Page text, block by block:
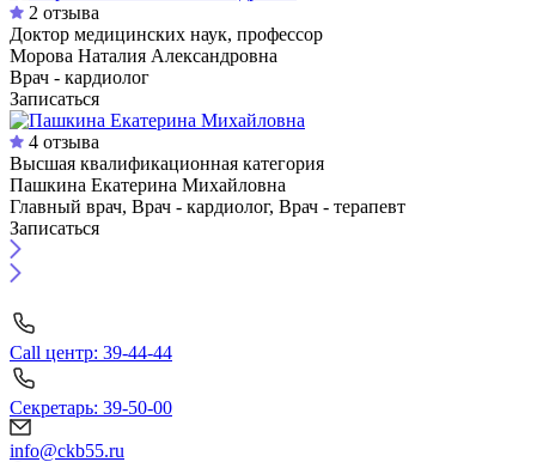
2 отзыва
Доктор медицинских наук, профессор
Морова Наталия Александровна
Врач - кардиолог
Записаться
4 отзыва
Высшая квалификационная категория
Пашкина Екатерина Михайловна
Главный врач, Врач - кардиолог, Врач - терапевт
Записаться
Call центр: 39-44-44
Секретарь: 39-50-00
info@ckb55.ru